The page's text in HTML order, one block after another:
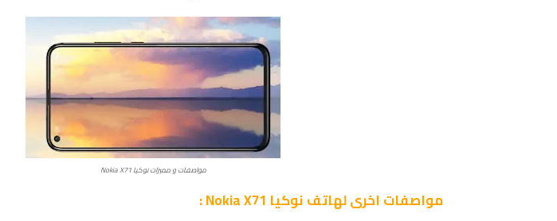
مواصفات و مميزات نوكيا Nokia X71
مواصفات اخرىلهاتف نوكيا Nokia X71 :